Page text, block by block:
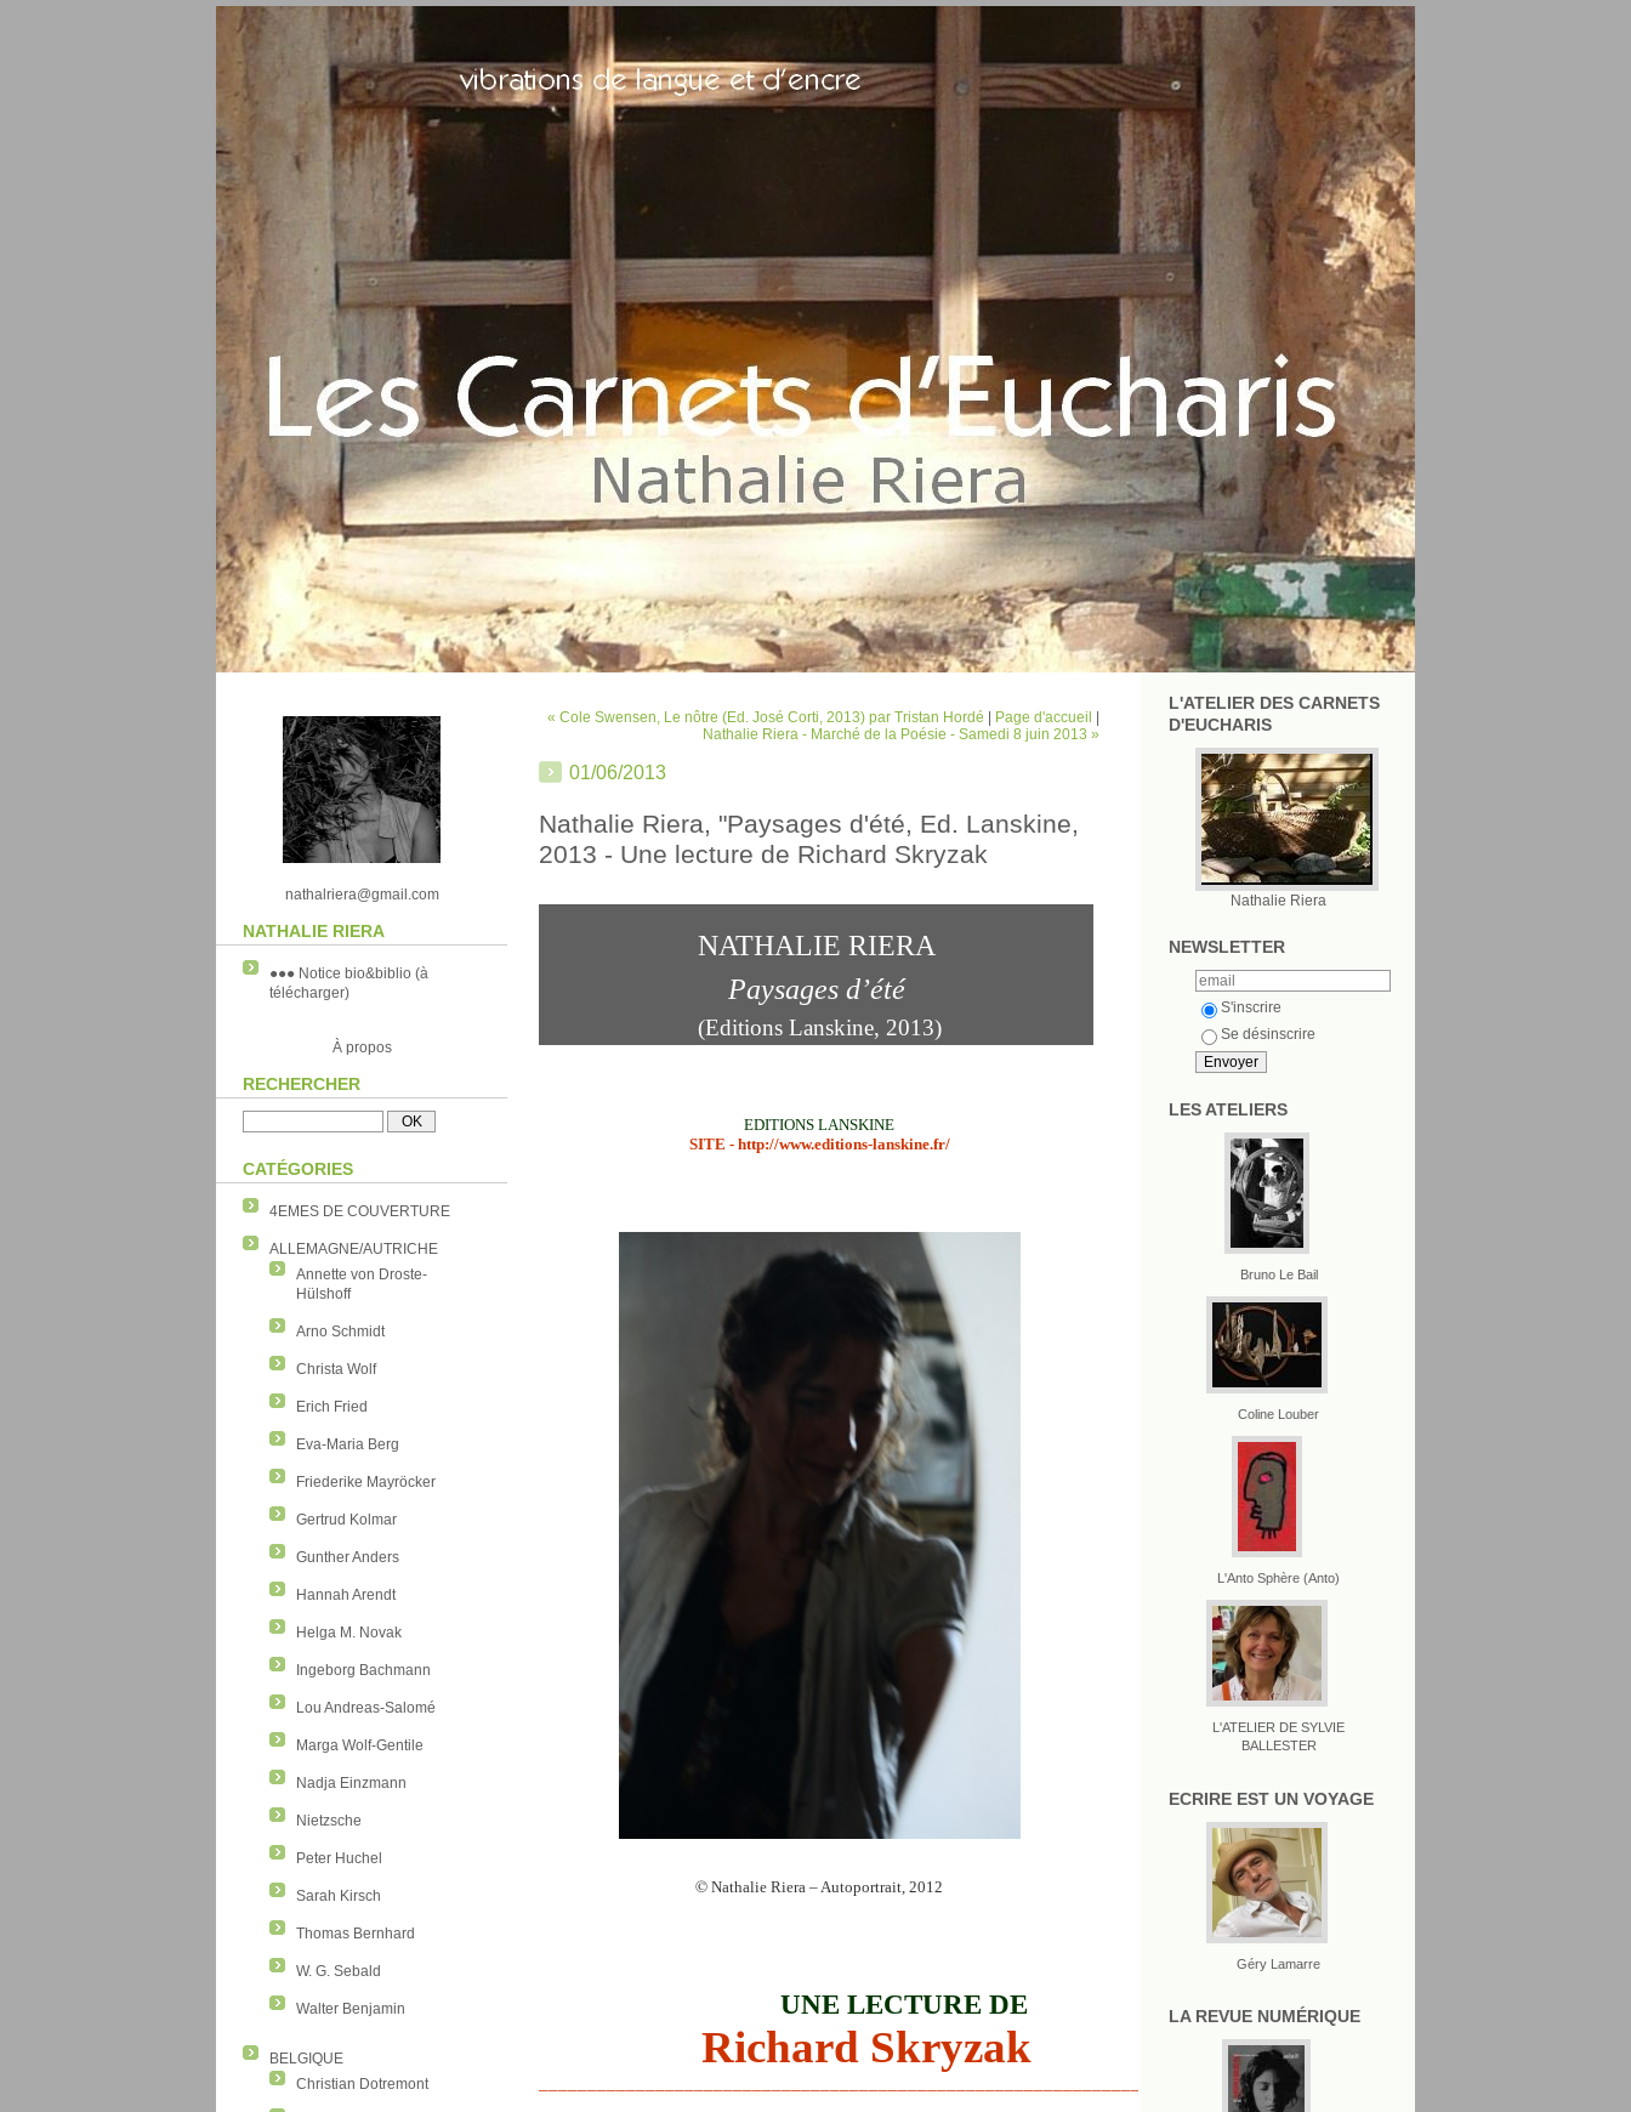
nathalriera@gmail.com
NATHALIE RIERA
●●● Notice bio&biblio (à
télécharger)
À propos
RECHERCHER
CATÉGORIES
4EMES DE COUVERTURE
ALLEMAGNE/AUTRICHE
Annette von Droste-
Hülshoff
Arno Schmidt
Christa Wolf
Erich Fried
Eva-Maria Berg
Friederike Mayröcker
Gertrud Kolmar
Gunther Anders
Hannah Arendt
Helga M. Novak
Ingeborg Bachmann
Lou Andreas-Salomé
Marga Wolf-Gentile
Nadja Einzmann
Nietzsche
Peter Huchel
Sarah Kirsch
Thomas Bernhard
W. G. Sebald
Walter Benjamin
BELGIQUE
Christian Dotremont
L'ATELIER DES CARNETS
D'EUCHARIS
Nathalie Riera
NEWSLETTER
S'inscrire
Se désinscrire
LES ATELIERS
Bruno Le Bail
Coline Louber
L'Anto Sphère (Anto)
L'ATELIER DE SYLVIE
BALLESTER
ECRIRE EST UN VOYAGE
Géry Lamarre
LA REVUE NUMÉRIQUE
« Cole Swensen, Le nôtre (Ed. José Corti, 2013) par Tristan Hordé Page d'accueil
Nathalie Riera - Marché de la Poésie - Samedi 8 juin 2013 »
01/06/2013
Nathalie Riera, "Paysages d'été, Ed. Lanskine,
2013 - Une lecture de Richard Skryzak
NATHALIE RIERA
Paysages d’été
(Editions Lanskine, 2013)
EDITIONS LANSKINE
SITE - http://www.editions-lanskine.fr/
© Nathalie Riera – Autoportrait, 2012
UNE LECTURE DE
Richard Skryzak
__________________________________________________________________________________________